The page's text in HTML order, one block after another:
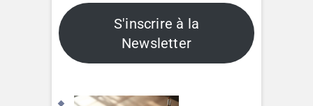
S'inscrire à la
Newsletter